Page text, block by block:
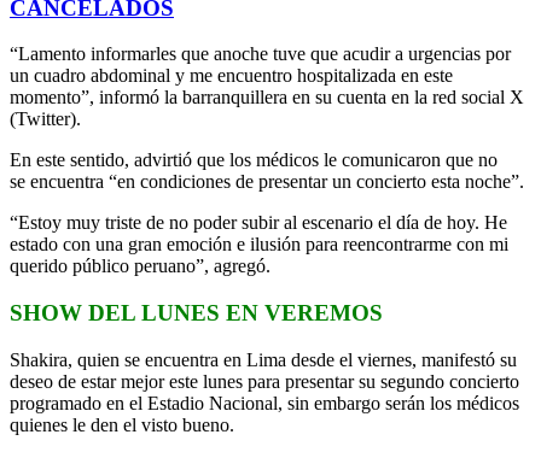
CANCELADOS
“Lamento informarles que anoche tuve que acudir a urgencias por
un cuadro abdominal y me encuentro hospitalizada en este
momento”, informó la barranquillera en su cuenta en la red social X
(Twitter).
En este sentido, advirtió que los médicos le comunicaron que no
se encuentra “en condiciones de presentar un concierto esta noche”.
“Estoy muy triste de no poder subir al escenario el día de hoy. He
estado con una gran emoción e ilusión para reencontrarme con mi
querido público peruano”, agregó.
SHOW DEL LUNES EN VEREMOS
Shakira, quien se encuentra en Lima desde el viernes, manifestó su
deseo de estar mejor este lunes para presentar su segundo concierto
programado en el Estadio Nacional, sin embargo serán los médicos
quienes le den el visto bueno.